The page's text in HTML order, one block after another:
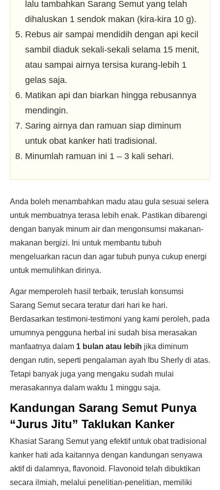
lalu tambahkan Sarang Semut yang telah
dihaluskan 1 sendok makan (kira-kira 10 g).
Rebus air sampai mendidih dengan api kecil
sambil diaduk sekali-sekali selama 15 menit,
atau sampai airnya tersisa kurang-lebih 1
gelas saja.
Matikan api dan biarkan hingga rebusannya
mendingin.
Saring airnya dan ramuan siap diminum
untuk obat kanker hati tradisional.
Minumlah ramuan ini 1 – 3 kali sehari.
Anda boleh menambahkan madu atau gula sesuai selera
untuk membuatnya terasa lebih enak. Pastikan dibarengi
dengan banyak minum air dan mengonsumsi makanan-
makanan bergizi. Ini untuk membantu tubuh
mengeluarkan racun dan agar tubuh punya cukup energi
untuk memulihkan dirinya.
Agar memperoleh hasil terbaik, teruslah konsumsi
Sarang Semut secara teratur dari hari ke hari.
Berdasarkan testimoni-testimoni yang kami peroleh, pada
umumnya pengguna herbal ini sudah bisa merasakan
manfaatnya dalam 1 bulan atau lebih jika diminum
dengan rutin, seperti pengalaman ayah Ibu Sherly di atas.
Tetapi banyak juga yang mengaku sudah mulai
merasakannya dalam waktu 1 minggu saja.
Kandungan Sarang Semut Punya
“Jurus Jitu” Taklukan Kanker
Khasiat Sarang Semut yang efektif untuk obat tradisional
kanker hati ada kaitannya dengan kandungan senyawa
aktif di dalamnya, flavonoid. Flavonoid telah dibuktikan
secara ilmiah, melalui penelitian-penelitian, memiliki